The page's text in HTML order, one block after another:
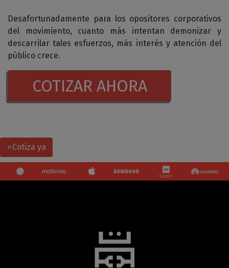
Desafortunadamente para los opositores corporativos
del movimiento, cuanto más intentan demonizar y
descarrilar tales esfuerzos, más interés y atención del
público crece.
COTIZAR AHORA
⭐Cotiza ya